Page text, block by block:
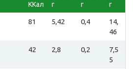
ККал
г
г
г
81 5,42 0,4
14,
46
42 2,8 0,2
7,5
5